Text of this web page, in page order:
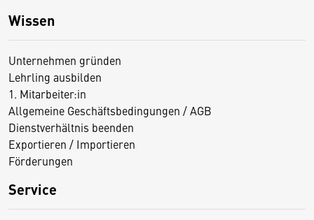
Wissen
Unternehmen gründen
Lehrling ausbilden
1. Mitarbeiter:in
Allgemeine Geschäftsbedingungen / AGB
Dienstverhältnis beenden
Exportieren / Importieren
Förderungen
Service